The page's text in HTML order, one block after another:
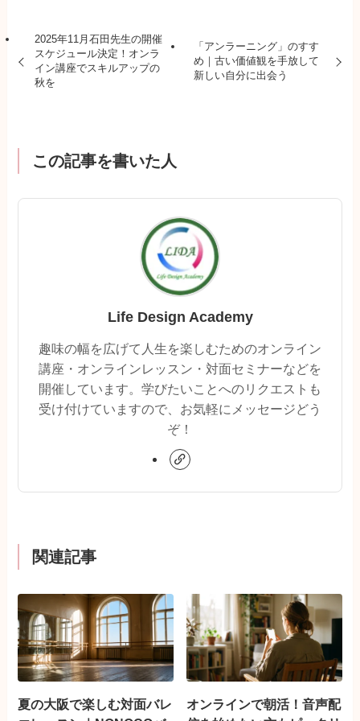
2025年11月石田先生の開催
スケジュール決定！オンラ
イン講座でスキルアップの
秋を
「アンラーニング」のすす
め｜古い価値観を手放して
新しい自分に出会う
この記事を書いた人
Life Design Academy
趣味の幅を広げて人生を楽しむためのオンライン
講座・オンラインレッスン・対面セミナーなどを
開催しています。学びたいことへのリクエストも
受け付けていますので、お気軽にメッセージどう
ぞ！
関連記事
夏の大阪で楽しむ対面バレ
オンラインで朝活！音声配